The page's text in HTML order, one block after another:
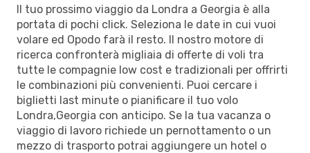
Il tuo prossimo viaggio da Londra a Georgia è alla
portata di pochi click. Seleziona le date in cui vuoi
volare ed Opodo farà il resto. Il nostro motore di
ricerca confronterà migliaia di offerte di voli tra
tutte le compagnie low cost e tradizionali per offrirti
le combinazioni più convenienti. Puoi cercare i
biglietti last minute o pianificare il tuo volo
Londra,Georgia con anticipo. Se la tua vacanza o
viaggio di lavoro richiede un pernottamento o un
mezzo di trasporto potrai aggiungere un hotel o